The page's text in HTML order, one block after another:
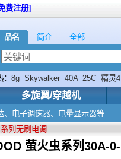
品名 简介 全部
8g Skywalker 40A 25C 精灵4
多旋翼/穿越机
费注册]
、电子调速器、电量显示器等
列无刷电调
萤火虫系列30A-